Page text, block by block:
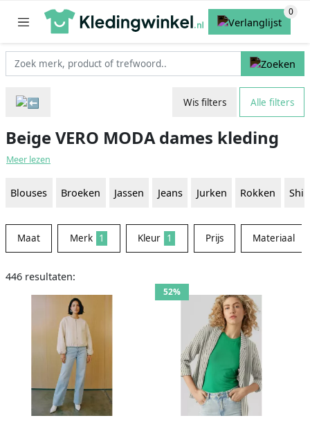
Wis filters Alle filters
Beige VERO MODA dames kleding
Meer lezen
Blouses Broeken Jassen Jeans Jurken Rokken
Maat Merk 1 Kleur 1 Prijs Materiaal
446 resultaten:
52%